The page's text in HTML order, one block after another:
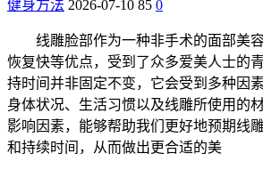
健身方法 2026-07-10 85 0
线雕脸部作为一种非手术的面部美容
恢复快等优点，受到了众多爱美人士的
持时间并非固定不变，它会受到多种因
身体状况、生活习惯以及线雕所使用的
影响因素，能够帮助我们更好地预期线
和持续时间，从而做出更合适的美